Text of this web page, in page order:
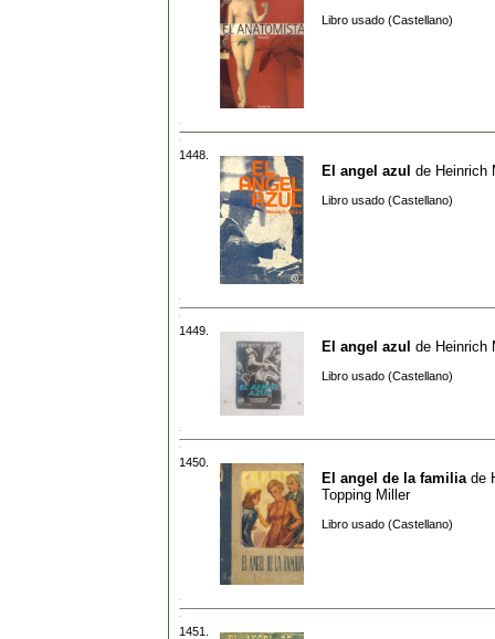
Libro usado (Castellano)
1448.
El angel azul de Heinrich
Libro usado (Castellano)
1449.
El angel azul de Heinrich
Libro usado (Castellano)
1450.
El angel de la familia de
Topping Miller
Libro usado (Castellano)
1451.